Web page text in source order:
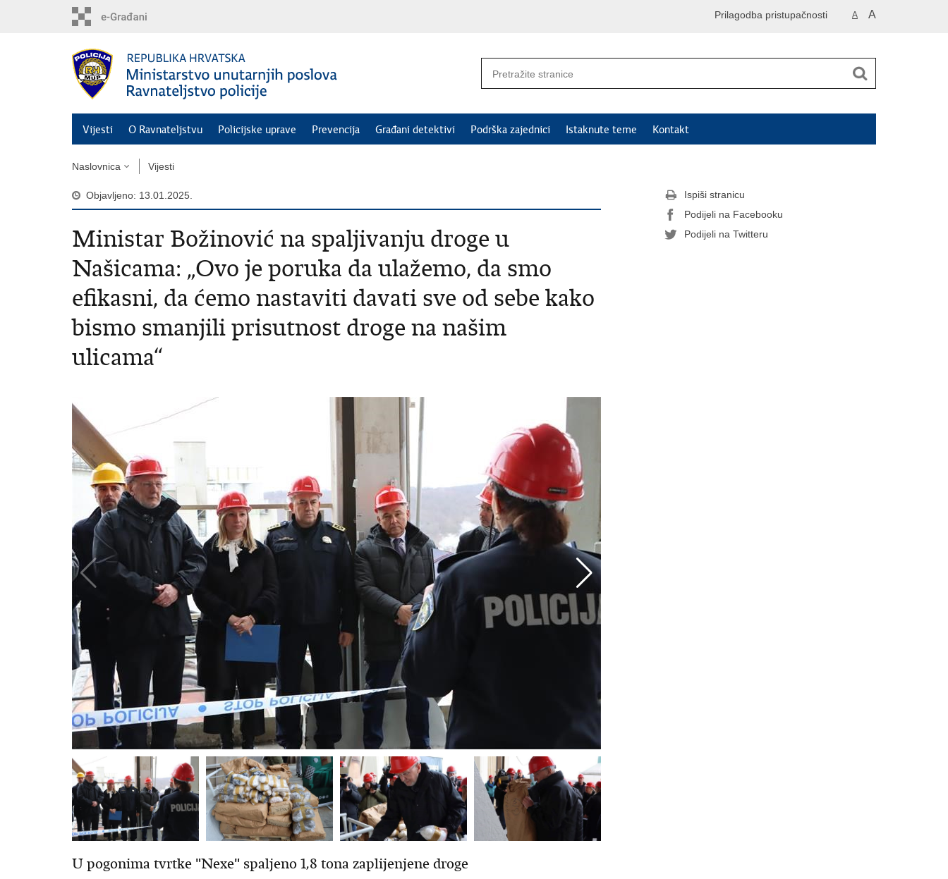
A A
Prilagodba pristupačnosti
Vijesti O Ravnateljstvu Policijske uprave Prevencija Građani detektivi Podrška zajednici Istaknute teme Kontakt
Naslovnica Vijesti
Objavljeno: 13.01.2025.
Ministar Božinović na spaljivanju droge u
Našicama: „Ovo je poruka da ulažemo, da smo
efikasni, da ćemo nastaviti davati sve od sebe kako
bismo smanjili prisutnost droge na našim
ulicama“
U pogonima tvrtke "Nexe" spaljeno 1,8 tona zaplijenjene droge
Ispiši stranicu
Podijeli na Facebooku
Podijeli na Twitteru